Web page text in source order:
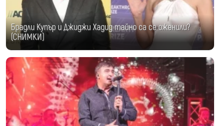
Брадли Купър и Джиджи Хадид тайно са се оженили?
(СНИМКИ)